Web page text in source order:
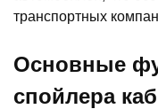
транспортных
Основные
спойлера